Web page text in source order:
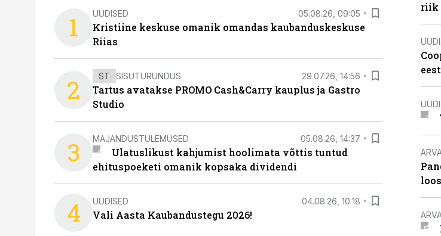
1 UUDISED 05.08.26, 09:05
Kristiine keskuse omanik omandas kaubanduskeskuse
Riias
2 ST SISUTURUNDUS 29.07.26, 14:56
Tartus avatakse PROMO Cash&Carry kauplus ja Gastro
Studio
3 MAJANDUSTULEMUSED 05.08.26, 14:37
Ulatuslikust kahjumist hoolimata võttis tuntud
ehituspoeketi omanik kopsaka dividendi
4 UUDISED 04.08.26, 10:18
Vali Aasta Kaubandustegu 2026!
riik
eest